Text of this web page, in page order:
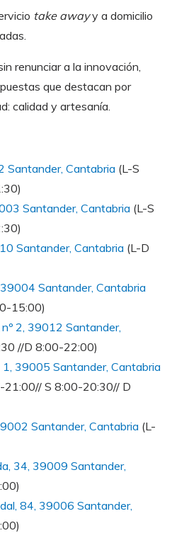
take awayy a domicilio
renunciar a la innovación,
que destacan por
calidad y artesanía.
Santander, Cantabria (L-S
Santander, Cantabria (L-S
Santander, Cantabria (L-D
Santander, Cantabria
15:00)
2, 39012 Santander,
//D 8:00-22:00)
1, 39005 Santander, Cantabria
S 8:00-20:30// D
Santander, Cantabria (L-
34, 39009 Santander,
84, 39006 Santander,